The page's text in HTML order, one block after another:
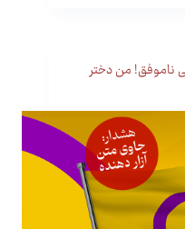
ناموفق! من دختر